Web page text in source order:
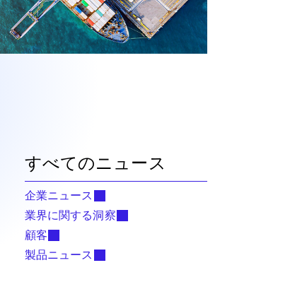
すべてのニュース
企業ニュース
業界に関する洞察
顧客
製品ニュース